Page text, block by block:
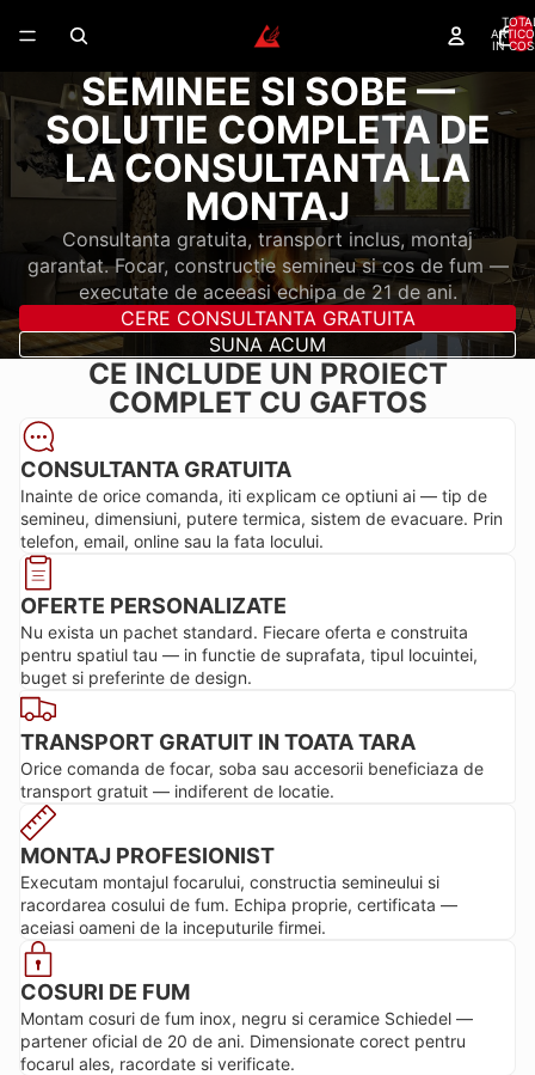
IN
SEMINEE SI SOBE —
SOLUTIE COMPLETA DE
LA CONSULTANTA LA
MONTAJ
Consultanta gratuita, transport inclus, montaj
garantat. Focar, constructie semineu si cos de fum —
executate de aceeasi echipa de 21 de ani.
CERE CONSULTANTA GRATUITA
SUNA ACUM
CE INCLUDE UN PROIECT
COMPLET CU GAFTOS
CONSULTANTA GRATUITA
Inainte de orice comanda, iti explicam ce optiuni ai — tip de
semineu, dimensiuni, putere termica, sistem de evacuare. Prin
telefon, email, online sau la fata locului.
OFERTE PERSONALIZATE
Nu exista un pachet standard. Fiecare oferta e construita
pentru spatiul tau — in functie de suprafata, tipul locuintei,
buget si preferinte de design.
TRANSPORT GRATUIT IN TOATA TARA
Orice comanda de focar, soba sau accesorii beneficiaza de
transport gratuit — indiferent de locatie.
MONTAJ PROFESIONIST
Executam montajul focarului, constructia semineului si
racordarea cosului de fum. Echipa proprie, certificata —
aceiasi oameni de la inceputurile firmei.
COSURI DE FUM
Montam cosuri de fum inox, negru si ceramice Schiedel —
partener oficial de 20 de ani. Dimensionate corect pentru
focarul ales, racordate si verificate.